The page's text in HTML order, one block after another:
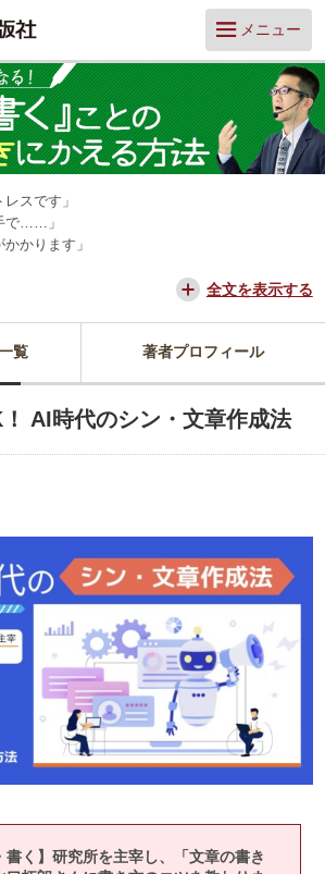
メニュー
スです」
で……」
かります」
かは、仕事の成果や周囲の評価に大きく関わり
いんですか？』を著書にもつ、山口拓朗さんで
、「書くことが嫌い」を「書くことが好き」
全文を表示する
覧 著者プロフィール
AI時代のシン・文章作成法
書く】研究所を主宰し、「文章の書き